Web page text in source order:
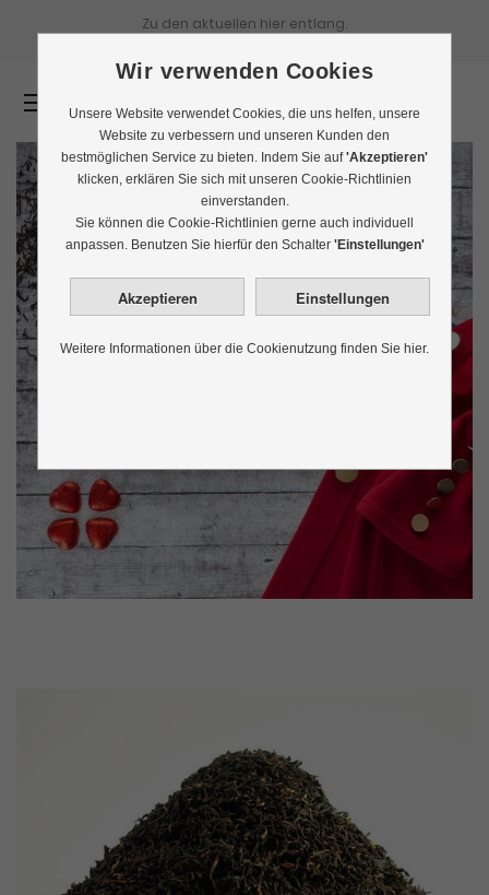
Zu den aktuellen hier entlang.
Wir verwenden Cookies
Unsere Website verwendet Cookies, die uns helfen, unsere
Website zu verbessern und unseren Kunden den
bestmöglichen Service zu bieten. Indem Sie auf'Akzeptieren'
klicken, erklären Sie sich mit unseren Cookie-Richtlinien
einverstanden.
Sie können die Cookie-Richtlinien gerne auch individuell
anpassen. Benutzen Sie hierfür den Schalter 'Einstellungen'
Weitere Informationen über die Cookienutzung finden Sie hier.